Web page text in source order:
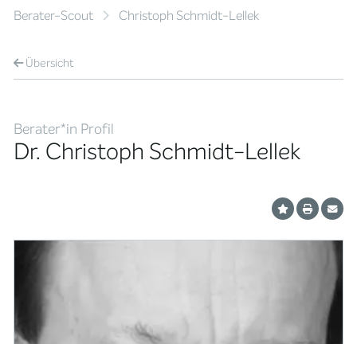
Berater-Scout Christoph Schmidt-Lellek
Übersicht
Berater*in Profil
Dr. Christoph Schmidt-Lellek